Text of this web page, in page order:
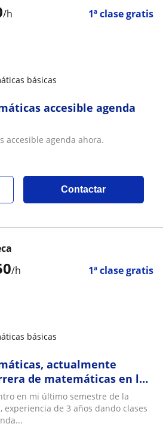
/h 1ª clase gratis
básicas
accesible agenda
accesible agenda ahora.
Contactar
/h 1ª clase gratis
básicas
actualmente
de matemáticas en la
en mi último semestre de la
experiencia de 3 años dando clases